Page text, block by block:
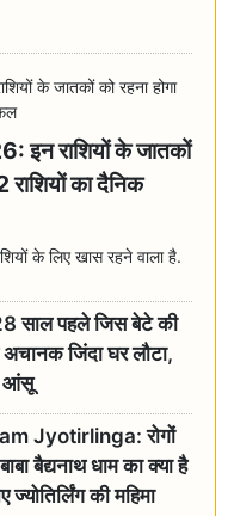
राशियों के जातकों
राशियों का दैनिक
के लिए खास रहने वाला है.
साल पहले जिस बेटे की
अचानक जिंदा घर लौटा,
आंसू
Jyotirlinga: रोगों
बैद्यनाथ धाम का क्या है
की महिमा